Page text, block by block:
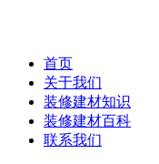
首页
关于我们
装修建材知识
装修建材百科
联系我们